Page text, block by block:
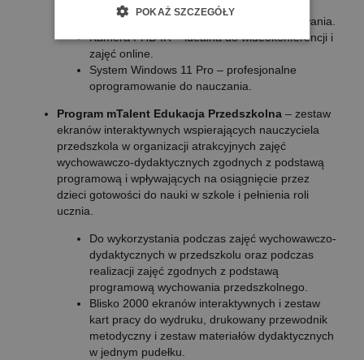
bezprzewodowa.
Bateria 53Wh – długi czas pracy bez ładowania.
Kamera FHD IR – idealna do wideokonferencji i
zajęć online.
System Windows 11 Pro – profesjonalne
oprogramowanie do nauczania.
Program mTalent Edukacja Przedszkolna – zestaw
ekranów interaktywnych wspierających nauczyciela
przedszkola w organizacji atrakcyjnych zajęć
wychowawczo-dydaktycznych zgodnych z podstawą
programową i wpływających na osiągnięcie przez
dzieci gotowości do nauki w szkole i pełnienia roli
ucznia.
Do wykorzystania podczas zajęć wychowawczo-
dydaktycznych w przedszkolu oraz podczas
realizacji zajęć zgodnych z podstawą
programową wychowania przedszkolnego.
Blisko 2000 ekranów interaktywnych i zestaw
kart pracy do wydruku, drukowany przewodnik
metodyczny i zestaw materiałów dydaktycznych
w jednym pudełku.
POKAŻ SZCZEGÓŁY